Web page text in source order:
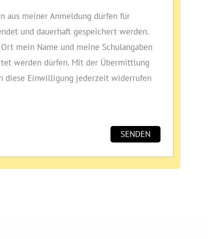
aus meiner Anmeldung dürfen für
und dauerhaft gespeichert werden.
mein Name und meine Schulangaben
werden dürfen. Mit der Übermittlung
diese Einwilligung jederzeit widerrufen